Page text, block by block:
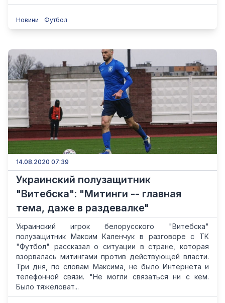
Новини Футбол
14.08.2020 07:39
Украинский полузащитник
"Витебска": "Митинги -- главная
тема, даже в раздевалке"
Украинский игрок белорусского "Витебска"
полузащитник Максим Каленчук в разговоре с ТК
"Футбол" рассказал о ситуации в стране, которая
взорвалась митингами против действующей власти.
Три дня, по словам Максима, не было Интернета и
телефонной связи. "Не могли связаться ни с кем.
Было тяжеловат...